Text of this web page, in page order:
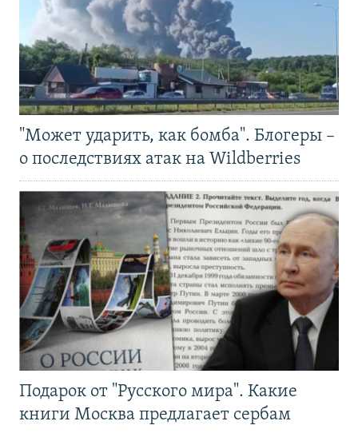
"Может ударить, как бомба". Блогеры –
о последствиях атак на Wildberries
Подарок от "Русского мира". Какие
книги Москва предлагает сербам